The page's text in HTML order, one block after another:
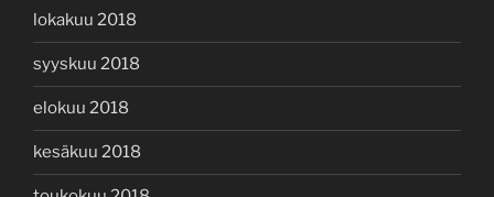
lokakuu 2018
syyskuu 2018
elokuu 2018
kesäkuu 2018